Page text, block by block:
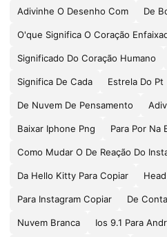
Adivinhe O Desenho Com De
O'que Significa O Coração
Significado Do Coração Humano
Significa De Cada Estrela Do Pt
De Nuvem De Pensamento
Baixar Iphone Png Para Por Na
Como Mudar O De Reação Do
Da Hello Kitty Para Copiar
Para Instagram Copiar De
Nuvem Branca Ios 9.1 Para